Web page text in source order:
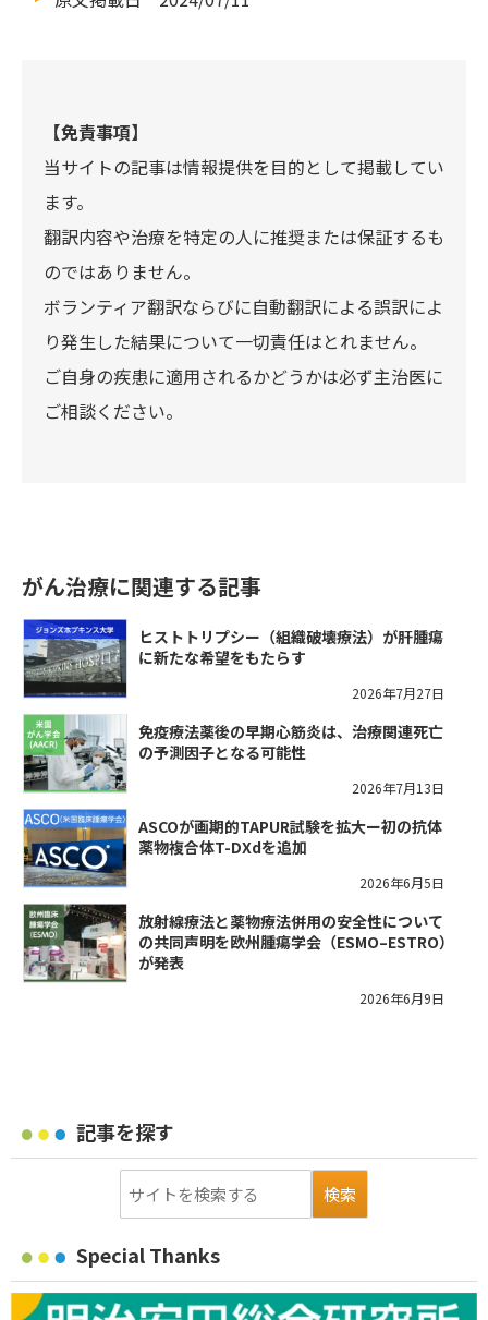
【免責事項】
当サイトの記事は情報提供を目的として掲載してい
ます。
翻訳内容や治療を特定の人に推奨または保証するも
のではありません。
ボランティア翻訳ならびに自動翻訳による誤訳によ
り発生した結果について一切責任はとれません。
ご自身の疾患に適用されるかどうかは必ず主治医に
ご相談ください。
がん治療に関連する記事
ヒストトリプシー（組織破壊療法）が肝腫瘍
に新たな希望をもたらす
2026年7月27日
免疫療法薬後の早期心筋炎は、治療関連死亡
の予測因子となる可能性
2026年7月13日
ASCOが画期的TAPUR試験を拡大ー初の抗体
薬物複合体T-DXdを追加
2026年6月5日
放射線療法と薬物療法併用の安全性について
の共同声明を欧州腫瘍学会（ESMO–ESTRO）
が発表
2026年6月9日
記事を探す
Special Thanks